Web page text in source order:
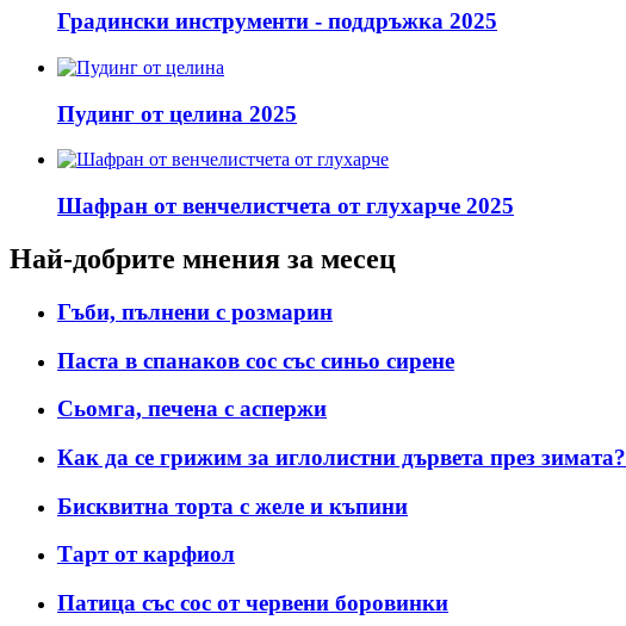
Градински инструменти - поддръжка 2025
Пудинг от целина 2025
Шафран от венчелистчета от глухарче 2025
Най-добрите мнения за месец
Гъби, пълнени с розмарин
Паста в спанаков сос със синьо сирене
Сьомга, печена с аспержи
Как да се грижим за иглолистни дървета през зимата?
Бисквитна торта с желе и къпини
Тарт от карфиол
Патица със сос от червени боровинки